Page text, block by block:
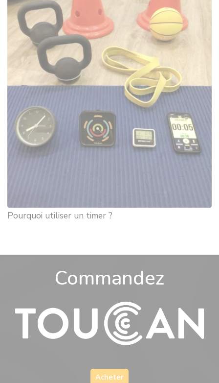
Pourquoi utiliser un timer ?
Commandez
Acheter